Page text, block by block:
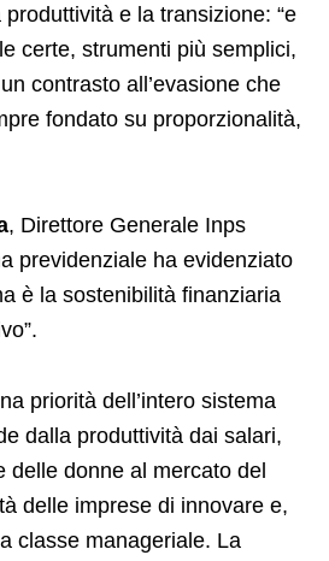
e la transizione: “e
certe, strumenti più semplici,
contrasto all’evasione che
fondato su proporzionalità,
, Direttore Generale Inps
previdenziale ha evidenziato
è la sostenibilità finanziaria
priorità dell’intero sistema
dalla produttività dai salari,
delle donne al mercato del
delle imprese di innovare e,
classe manageriale. La